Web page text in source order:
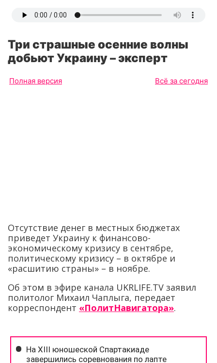
Три страшные осенние волны
добьют Украину – эксперт
Полная версия Всё за сегодня
Отсутствие денег в местных бюджетах
приведет Украину к финансово-
экономическому кризису в сентябре,
политическому кризису – в октябре и
«расшитию страны» – в ноябре.
Об этом в эфире канала UKRLIFE.TV заявил
политолог Михаил Чаплыга, передает
корреспондент «ПолитНавигатора».